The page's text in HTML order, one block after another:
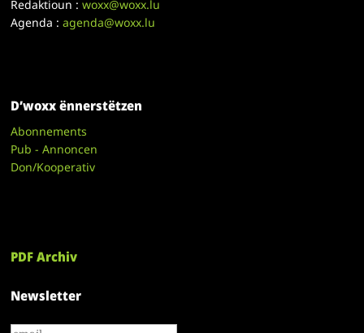
Redaktioun :woxx@woxx.lu
Agenda :agenda@woxx.lu
D’woxx ënnerstëtzen
Abonnements
Pub - Annoncen
Don/Kooperativ
PDF Archiv
Newsletter